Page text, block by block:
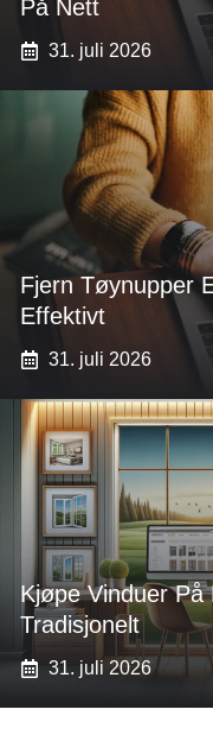
På Nett
31. juli 2026
Fjern Tøynupper
Effektivt
31. juli 2026
Kjøpe Vinduer På
Tradisjonelt
31. juli 2026